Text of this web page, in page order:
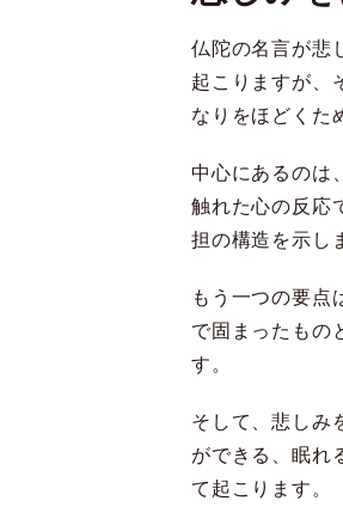
仏陀の名言が悲
起こりますが、
なりをほどくた
中心にあるのは
触れた心の反応
担の構造を示し
もう一つの要点
で固まったもの
す。
そして、悲しみ
ができる、眠れ
て起こります。